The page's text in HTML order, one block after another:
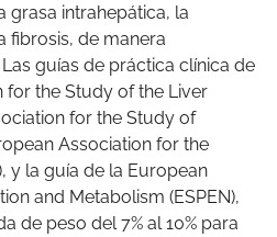
grasa intrahepática, la
fibrosis, de manera
guías de práctica clínica de
for the Study of the Liver
for the Study of
Association for the
y la guía de la European
and Metabolism (ESPEN),
de peso del 7% al 10% para